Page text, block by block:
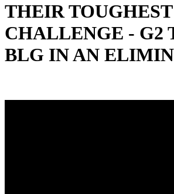
THEIR TOUGHEST
CHALLENGE - G2
BLG IN AN